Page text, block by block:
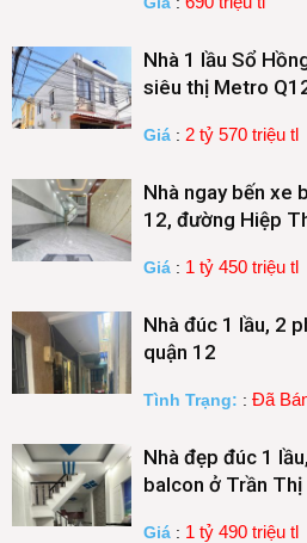
Nhà 1 lầu Sổ
siêu thị Metro
Giá : 2 tỷ 570 triệu tl
Nhà ngay bến xe
12, đường Hiệp
Giá : 1 tỷ 450 triệu tl
Nhà đúc 1 lầu, 2
quận 12
Tình Trạng: : Đã
Nhà đẹp đúc 1
balcon ở Trần Thị
Giá : 1 tỷ 490 triệu tl